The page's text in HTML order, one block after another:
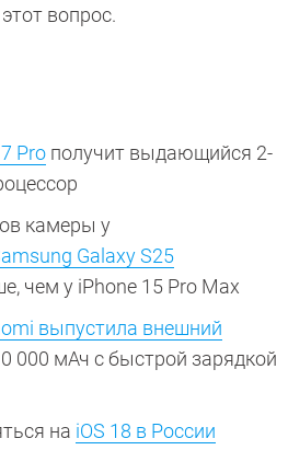
вопрос.
Pro получит выдающийся 2-
камеры у
Galaxy S25
чем у iPhone 15 Pro Max
выпустила внешний
000 мАч с быстрой зарядкой
на iOS 18 в России